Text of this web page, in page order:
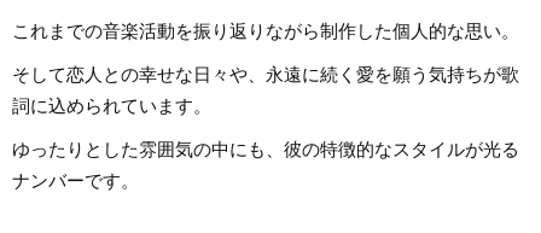
これまでの音楽活動を振り返りながら制作した個人的な思い。
そして恋人との幸せな日々や、永遠に続く愛を願う気持ちが歌
詞に込められています。
ゆったりとした雰囲気の中にも、彼の特徴的なスタイルが光る
ナンバーです。